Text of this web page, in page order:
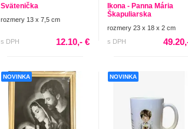
Svätenička
rozmery 13 x 7,5 cm
s DPH 12.10,- €
Ikona - Panna Mária
Škapuliarska
rozmery 23 x 18 x 2 cm
s DPH
NOVINKA NOVINKA